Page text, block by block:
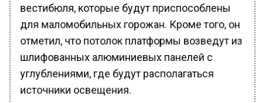
вестибюля, которые будут приспособлены
для маломобильных горожан. Кроме того, он
отметил, что потолок платформы возведут из
шлифованных алюминиевых панелей с
углублениями, где будут располагаться
источники освещения.